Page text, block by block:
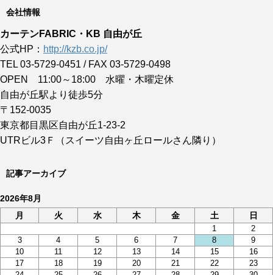
会社情報
カーテンFABRIC・KB 自由が丘
公式HP： http://kzb.co.jp/
TEL 03-5729-0451 / FAX 03-5729-0498
OPEN 11:00～18:00 水曜・木曜定休
自由が丘駅より徒歩5分
〒152-0035
東京都目黒区自由が丘1-23-2
UTRビル3Ｆ（スイーツ自由ヶ丘ロールさん隣り）
記事アーカイブ
2026年8月
月
火 水 木 金 土 日
1
2
3
4 5 6 7 8
9
10
11 12 13 14 15
16
17
18 19 20 21 22
23